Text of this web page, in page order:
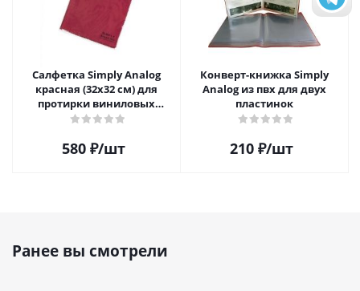
Салфетка Simply Analog
красная (32х32 см) для
протирки виниловых
пластинок из микрофибры
580 ₽/шт
Конверт-книжка Simply
Analog из пвх для двух
пластинок
210 ₽/шт
Ранее вы смотрели